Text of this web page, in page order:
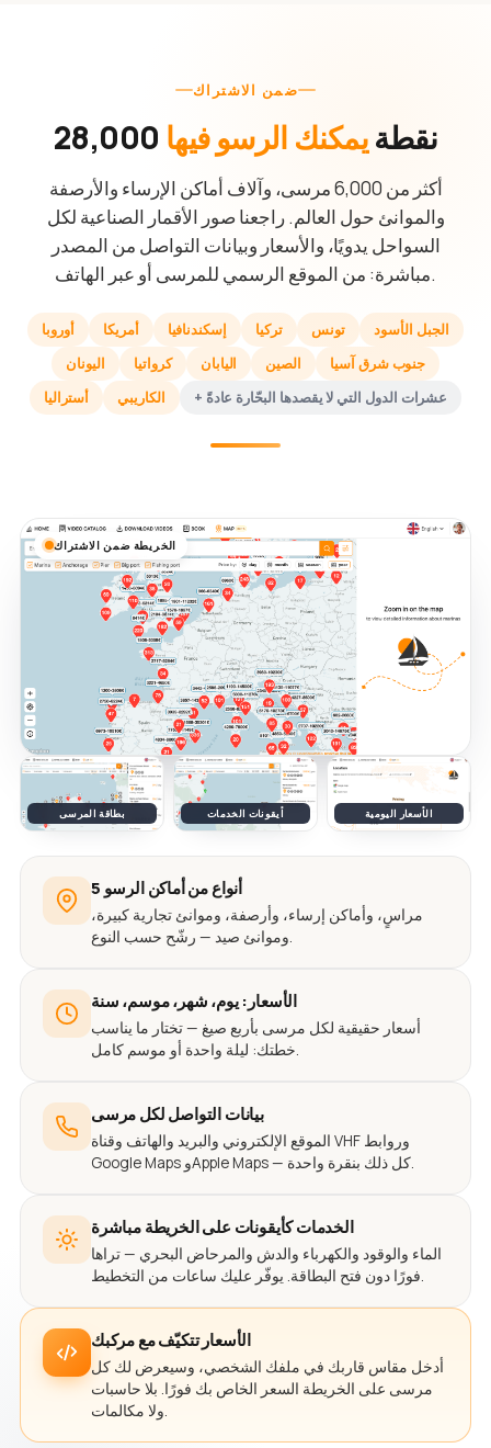
ضمن الاشتراك
28,000 نقطةيمكنك الرسو فيها
أكثر من 6,000 مرسى، وآلاف أماكن الإرساء والأرصفة
والموانئ حول العالم. راجعنا صور الأقمار الصناعية لكل
السواحل يدويًا، والأسعار وبيانات التواصل من المصدر
مباشرة: من الموقع الرسمي للمرسى أو عبر الهاتف.
أوروبا أمريكا إسكندنافيا تركيا تونس
الجبل الأسود
اليونان
كرواتيا اليابان الصين
جنوب شرق آسيا
أستراليا
الكاريبي + عشرات الدول التي لا يقصدها البحّارة عادةً
الخريطة ضمن الاشتراك
بطاقة المرسى أيقونات الخدمات الأسعار اليومية
5 أنواع من أماكن الرسو
مراسٍ، وأماكن إرساء، وأرصفة، وموانئ تجارية كبيرة،
وموانئ صيد — رشّح حسب النوع.
الأسعار: يوم، شهر، موسم، سنة
أسعار حقيقية لكل مرسى بأربع صيغ — تختار ما يناسب
خطتك: ليلة واحدة أو موسم كامل.
بيانات التواصل لكل مرسى
الموقع الإلكتروني والبريد والهاتف وقناة VHF وروابط
Google Maps وApple Maps — كل ذلك بنقرة واحدة.
الخدمات كأيقونات على الخريطة مباشرة
الماء والوقود والكهرباء والدش والمرحاض البحري — تراها
فورًا دون فتح البطاقة. يوفّر عليك ساعات من التخطيط.
الأسعار تتكيّف مع مركبك
أدخل مقاس قاربك في ملفك الشخصي، وسيعرض لك كل
مرسى على الخريطة السعر الخاص بك فورًا. بلا حاسبات
ولا مكالمات.